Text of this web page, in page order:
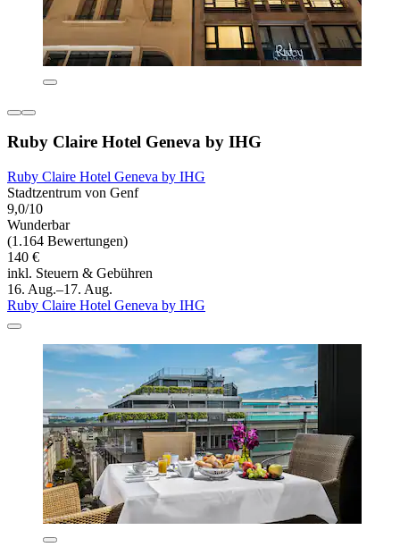
Ruby Claire Hotel Geneva by IHG
Ruby Claire Hotel Geneva by IHG
Stadtzentrum von Genf
9,0/10
Wunderbar
(1.164 Bewertungen)
140 €
inkl. Steuern & Gebühren
16. Aug.–17. Aug.
Ruby Claire Hotel Geneva by IHG